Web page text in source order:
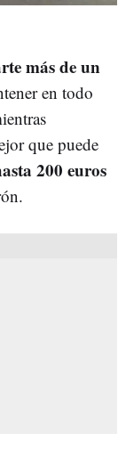
más de un
en todo
que puede
200 euros